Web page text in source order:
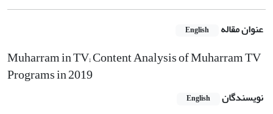
عنوان مقاله English
Muharram in TV; Content Analysis of Muharram TV
Programs in 2019
نویسندگان English